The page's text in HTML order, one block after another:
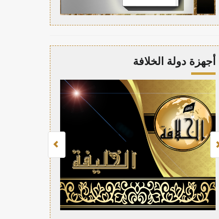
أجهزة دولة الخلافة